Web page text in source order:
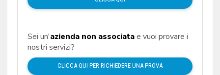
Sei un'azienda non associatae vuoi provare i
nostri servizi?
CLICCA QUI PER RICHIEDERE UNA PROVA